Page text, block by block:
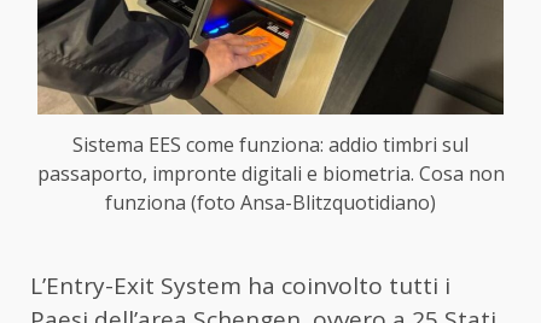
Sistema EES come funziona: addio timbri sul
passaporto, impronte digitali e biometria. Cosa non
funziona (foto Ansa-Blitzquotidiano)
L’Entry-Exit System ha coinvolto tutti i